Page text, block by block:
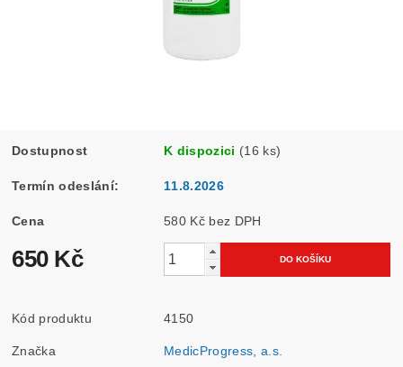
Dostupnost K dispozici (16 ks)
Termín odeslání: 11.8.2026
Cena 580 Kč bez DPH
650 Kč
Kód produktu 4150
Značka MedicProgress, a.s.